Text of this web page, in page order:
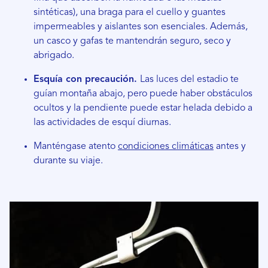
sintéticas), una braga para el cuello y guantes
impermeables y aislantes son esenciales. Además,
un casco y gafas te mantendrán seguro, seco y
abrigado.
Esquía con precaución. Las luces del estadio te
guían montaña abajo, pero puede haber obstáculos
ocultos y la pendiente puede estar helada debido a
las actividades de esquí diurnas.
Manténgase atento condiciones climáticas antes y
durante su viaje.